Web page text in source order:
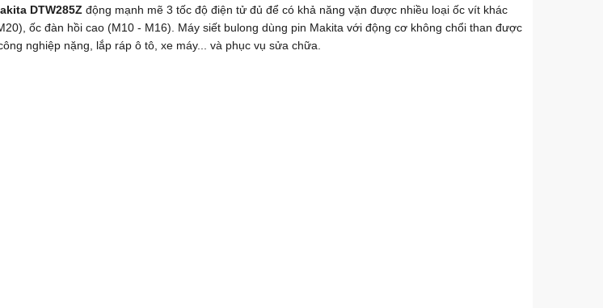
DTW285Z động mạnh mẽ 3 tốc độ điện tử đủ để có khả năng vặn được nhiều loại ốc vít khác
ốc đàn hồi cao (M10 - M16). Máy siết bulong dùng pin Makita với động cơ không chổi than được
nghiệp nặng, lắp ráp ô tô, xe máy... và phục vụ sửa chữa.